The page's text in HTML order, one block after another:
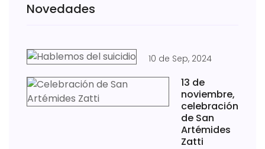
Novedades
10 de Sep, 2024
13 de
noviembre,
celebración
de San
Artémides
Zatti